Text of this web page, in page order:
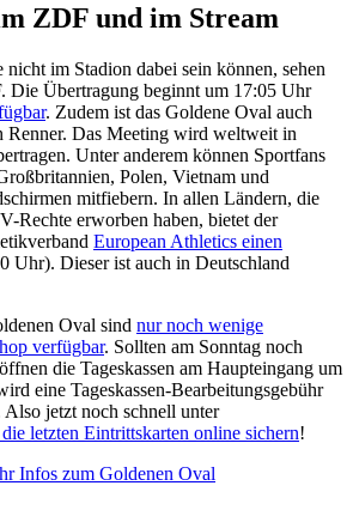
ZDF und im Stream
im Stadion dabei sein können, sehen
Die Übertragung beginnt um 17:05 Uhr
. Zudem ist das Goldene Oval auch
Renner. Das Meeting wird weltweit in
Unter anderem können Sportfans
Polen, Vietnam und
mitfiebern. In allen Ländern, die
Rechte erworben haben, bietet der
European Athletics einen
Uhr). Dieser ist auch in Deutschland
Oval sind nur noch wenige
verfügbar. Sollten am Sonntag noch
die Tageskassen am Haupteingang um
eine Tageskassen-Bearbeitungsgebühr
jetzt noch schnell unter
letzten Eintrittskarten online sichern!
Infos zum Goldenen Oval